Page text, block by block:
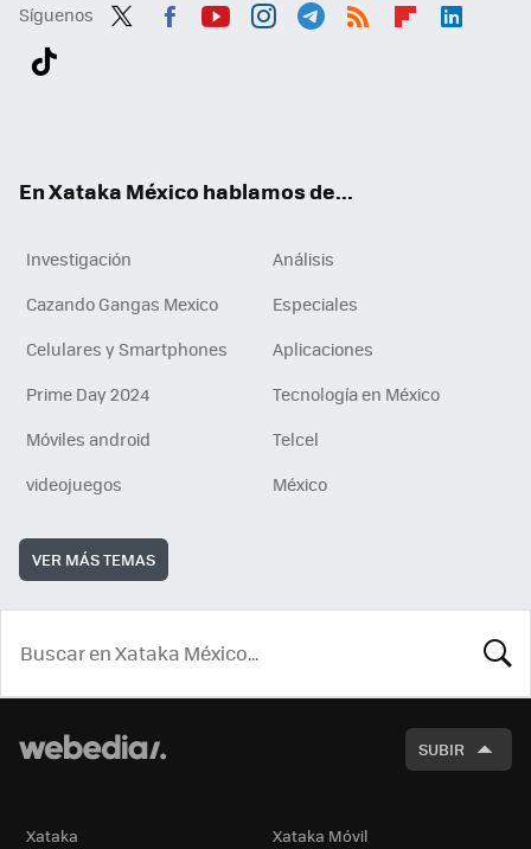
Síguenos
En Xataka México hablamos de...
Investigación
Análisis
Cazando Gangas Mexico
Especiales
Celulares y Smartphones
Aplicaciones
Prime Day 2024
Tecnología en México
Móviles android
Telcel
videojuegos
México
VER MÁS TEMAS
SUBIR
Xataka Xataka Móvil